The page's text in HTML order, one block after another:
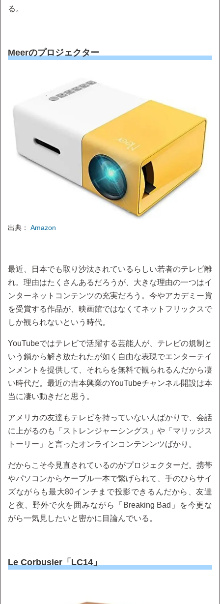
る。
Meerのプロジェクター
出典： Amazon
最近、日本でも取り沙汰されているらしい若者のテレビ離
れ。理由はたくさんあるだろうが、大きな理由の一つはイ
ンターネットコンテンツの充実だろう。今やアカデミー賞
を受賞する作品が、映画館ではなくてネットフリックスで
しか観られないという時代。
YouTubeではテレビで活躍する芸能人が、テレビの規制と
いう鎖から解き放たれたが如く自由な表現でエンターテイ
ンメントを提供して、それらを無料で観られるんだから凄
い時代だ。最近の吉本興業のYouTubeチャンネル開設は本
当に凄い動きだと思う。
アメリカの友達もテレビを持っていない人ばかりで、会話
に上がるのも「ストレンジャーシングス」や「マリッジス
トーリー」と言ったオンラインコンテンンツばかり。
だからこそ今見直されているのがプロジェクターだ。携帯
やパソコンからケーブル一本で繋げられて、手のひらサイ
ズながらも最大80インチまで投影できるんだから、友達
と夜、野外で火を囲みながら「Breaking Bad」を今更な
がら一気見したいと密かに目論んでいる。
Le Corbusier「LC14」